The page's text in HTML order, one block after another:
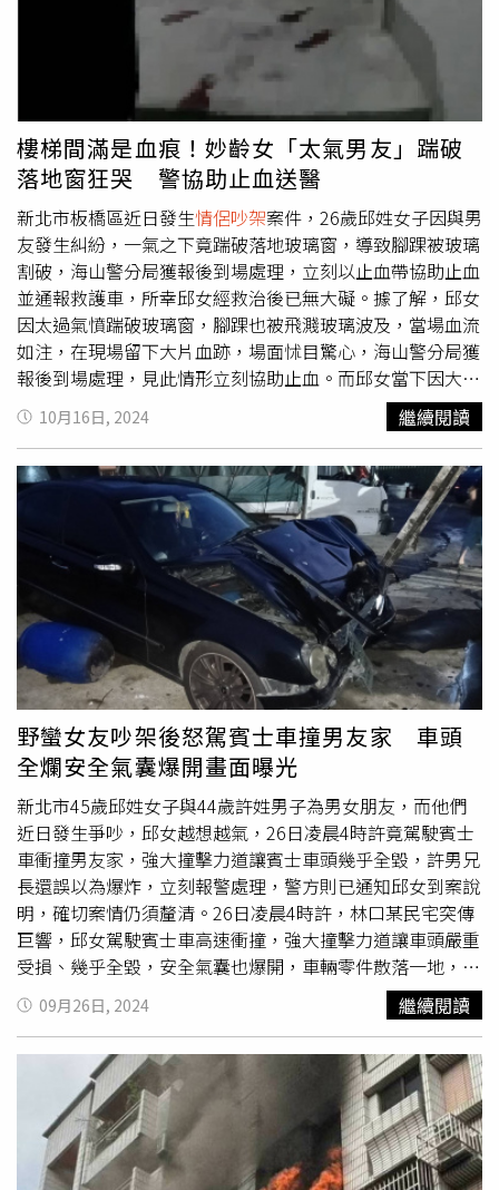
進而引爆肢體衝突。板橋警方獲報到場時雙方已無衝突，但
鄧男膝蓋及脖子擦傷，劉男則是頭部撕裂傷。雙方雖互不提
告，警方仍依社會秩序維護法87條將2人送辦裁處。
樓梯間滿是血痕！妙齡女「太氣男友」踹破
落地窗狂哭 警協助止血送醫
新北市板橋區近日發生情侶吵架案件，26歲邱姓女子因與男
友發生糾紛，一氣之下竟踹破落地玻璃窗，導致腳踝被玻璃
割破，海山警分局獲報後到場處理，立刻以止血帶協助止血
並通報救護車，所幸邱女經救治後已無大礙。據了解，邱女
因太過氣憤踹破玻璃窗，腳踝也被飛濺玻璃波及，當場血流
如注，在現場留下大片血跡，場面怵目驚心，海山警分局獲
報後到場處理，見此情形立刻協助止血。而邱女當下因大量
失血而不斷乾嘔，員警發現其腳踝有大面積撕裂傷，立刻拿
出自備的止血帶進行止血，並通知救護車到場，所幸經緊急
送往台北醫院救治後，邱女已無生命危險。海山分局表示，
邱女當日與男友因小事起口角，負氣踹破客廳落地玻璃窗，
導致右腳踝遭破碎玻璃割傷，所幸警員到場後第一時間使用
止血帶，並指導女子將傷口抬高，未釀成遺憾。
10月16日, 2024 繼續閱讀
野蠻女友吵架後怒駕賓士車撞男友家 車頭
全爛安全氣囊爆開畫面曝光
新北市45歲邱姓女子與44歲許姓男子為男女朋友，而他們
近日發生爭吵，邱女越想越氣，26日凌晨4時許竟駕駛賓士
車衝撞男友家，強大撞擊力道讓賓士車頭幾乎全毀，許男兄
長還誤以為爆炸，立刻報警處理，警方則已通知邱女到案說
明，確切案情仍須釐清。26日凌晨4時許，林口某民宅突傳
巨響，邱女駕駛賓士車高速衝撞，強大撞擊力道讓車頭嚴重
受損、幾乎全毀，安全氣囊也爆開，車輛零件散落一地，場
面怵目驚心。許男與哥哥則在睡夢中被驚醒，更誤以為發生
爆炸，立刻報警處理，許男見到女友車輛立刻知道發生何
事，向警方表示是雙方情感糾紛，自己則不會對女友提出告
訴。據了解，許男與邱女近日因瑣事發生口角，邱女越想越
氣，26日凌晨才開車衝撞報復，並於犯案後步行離開，所幸
未造成人員傷亡，警方則已通知邱女到案說明，確切案情仍
須釐清。
09月26日, 2024 繼續閱讀